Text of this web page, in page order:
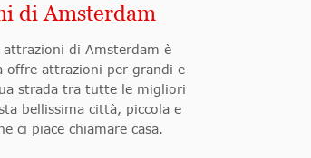
di Amsterdam
attrazioni di Amsterdam è
offre attrazioni per grandi e
strada tra tutte le migliori
bellissima città, piccola e
ci piace chiamare casa.